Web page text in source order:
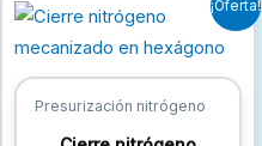
¡Oferta!
Presurización nitrógeno
precio
original
1,45 €.
precio
actual
es:
0,97 €.